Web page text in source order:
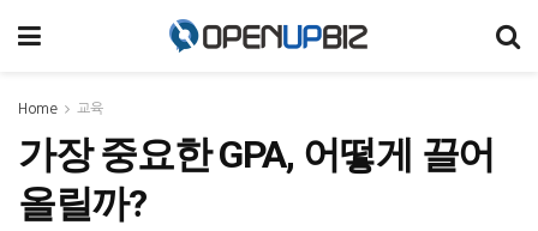
Home 교육
가장 중요한 GPA, 어떻게 끌어
올릴까?